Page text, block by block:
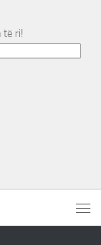
të ri!